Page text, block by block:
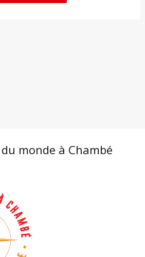
monde à Chambé